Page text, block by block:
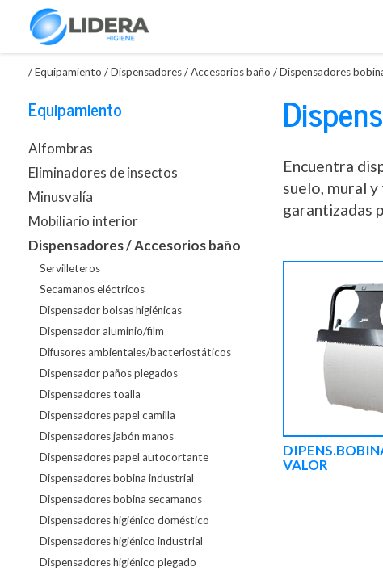
/Equipamiento /Dispensadores / Accesorios baño /Dispensadores
Equipamiento
Alfombras
Eliminadores de insectos
Minusvalía
Mobiliario interior
Dispensadores / Accesorios baño
Servilleteros
Secamanos eléctricos
Dispensador bolsas higiénicas
Dispensador aluminio/film
Difusores ambientales/bacteriostáticos
Dispensador paños plegados
Dispensadores toalla
Dispensadores papel camilla
Dispensadores jabón manos
Dispensadores papel autocortante
Dispensadores bobina industrial
Dispensadores bobina secamanos
Dispensadores higiénico doméstico
Dispensadores higiénico industrial
Dispensadores higiénico plegado
Encuentra
suelo, mural
garantizadas
VALOR